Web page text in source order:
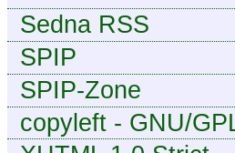
Sedna RSS
SPIP
SPIP-Zone
copyleft - GNU/